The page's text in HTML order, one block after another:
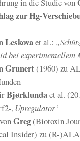
zur Hg-
Leskovaet al.:
bei
Grunert(1960) zu
Bjørklundaet al.
‚Upregulator‘
vonGreg(Biotoxin
Insider) zu (R-)ALA